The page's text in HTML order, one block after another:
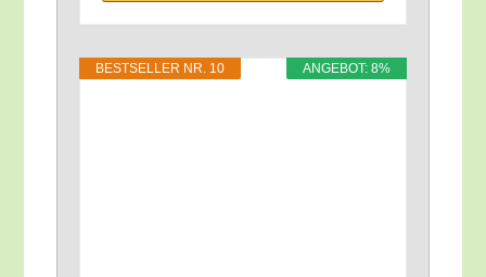
ANGE­BOT: 8%
BEST­SEL­LER NR. 10